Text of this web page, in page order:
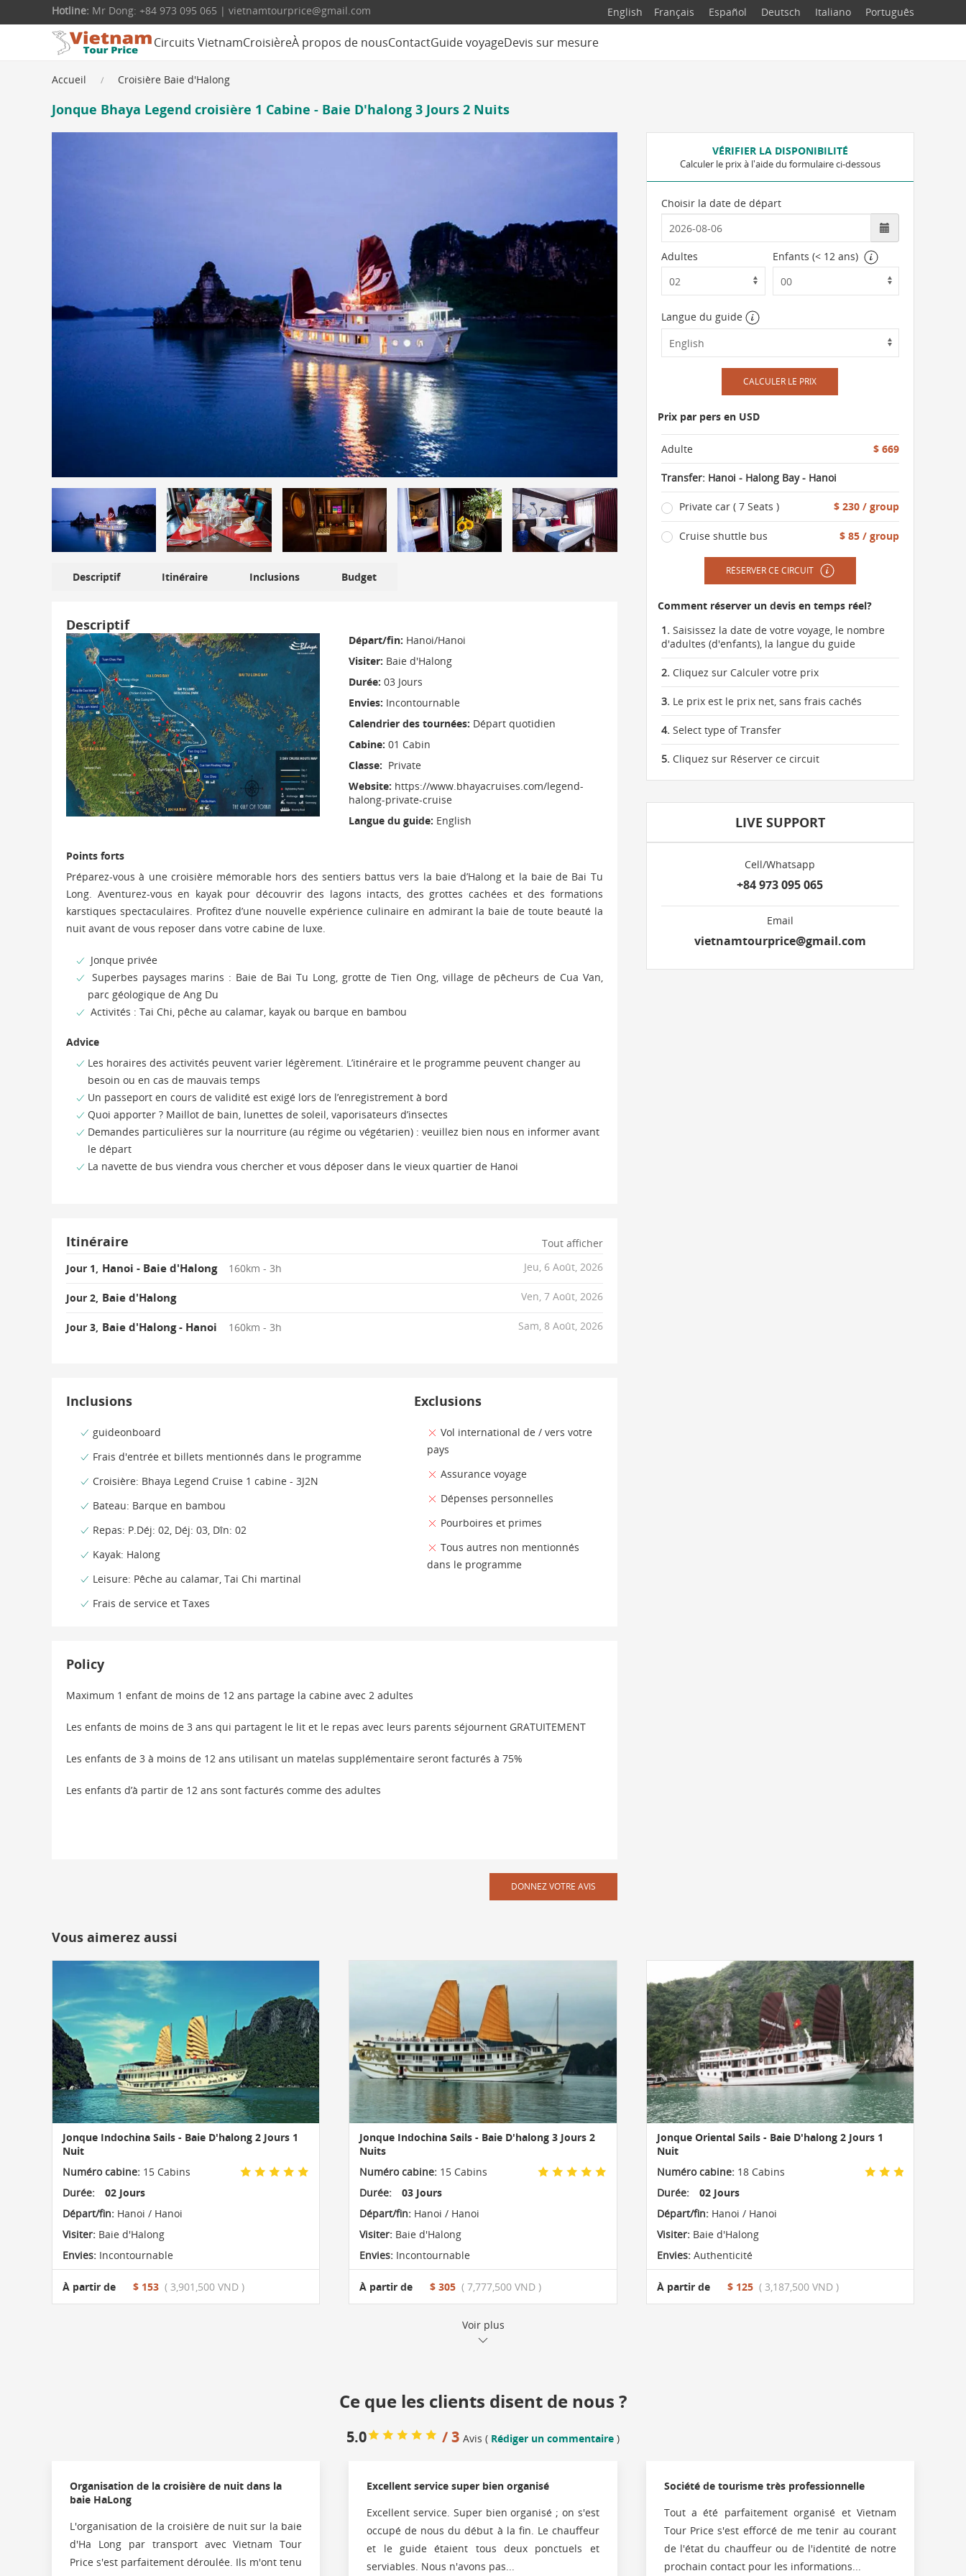
Hotline: Mr Dong: +84 973 095 065 | vietnamtourprice@gmail.com English Français Español Deutsch Italiano Português
Circuits VietnamCroisièreÀ propos de nousContactGuide voyageDevis sur mesure
Accueil Croisière Baie d'Halong
Jonque Bhaya Legend croisière 1 Cabine - Baie D'halong 3 Jours 2 Nuits
Descriptif Itinéraire Inclusions Budget
Descriptif
Départ/fin: Hanoi/Hanoi
Visiter: Baie d'Halong
Durée: 03 Jours
Envies: Incontournable
Calendrier des tournées: Départ quotidien
Cabine: 01 Cabin
Classe: Private
Website: https://www.bhayacruises.com/legend-
halong-private-cruise
Langue du guide: English
Points forts
Préparez-vous à une croisière mémorable hors des sentiers battus vers la baie d’Halong et la baie de Bai Tu
Long. Aventurez-vous en kayak pour découvrir des lagons intacts, des grottes cachées et des formations
karstiques spectaculaires. Profitez d’une nouvelle expérience culinaire en admirant la baie de toute beauté la
nuit avant de vous reposer dans votre cabine de luxe.
Jonque privée
Superbes paysages marins : Baie de Bai Tu Long, grotte de Tien Ong, village de pêcheurs de Cua Van,
parc géologique de Ang Du
Activités : Tai Chi, pêche au calamar, kayak ou barque en bambou
Advice
Les horaires des activités peuvent varier légèrement. L’itinéraire et le programme peuvent changer au
besoin ou en cas de mauvais temps
Un passeport en cours de validité est exigé lors de l’enregistrement à bord
Quoi apporter ? Maillot de bain, lunettes de soleil, vaporisateurs d’insectes
Demandes particulières sur la nourriture (au régime ou végétarien) : veuillez bien nous en informer avant
le départ
La navette de bus viendra vous chercher et vous déposer dans le vieux quartier de Hanoi
Itinéraire
Tout afficher
Jour 1,
Hanoi - Baie d'Halong 160km - 3h Jeu, 6 Août, 2026
Jour 2, Baie d'Halong Ven, 7 Août, 2026
Jour 3, Baie d'Halong - Hanoi 160km - 3h Sam, 8 Août, 2026
Inclusions
guideonboard
Frais d'entrée et billets mentionnés dans le programme
Croisière: Bhaya Legend Cruise 1 cabine - 3J2N
Bateau: Barque en bambou
Repas: P.Déj: 02, Déj: 03, Dîn: 02
Kayak: Halong
Leisure: Pêche au calamar, Tai Chi martinal
Frais de service et Taxes
Exclusions
Vol international de / vers votre
pays
Assurance voyage
Dépenses personnelles
Pourboires et primes
Tous autres non mentionnés
dans le programme
Policy
Maximum 1 enfant de moins de 12 ans partage la cabine avec 2 adultes
Les enfants de moins de 3 ans qui partagent le lit et le repas avec leurs parents séjournent GRATUITEMENT
Les enfants de 3 à moins de 12 ans utilisant un matelas supplémentaire seront facturés à 75%
Les enfants d’à partir de 12 ans sont facturés comme des adultes
DONNEZ VOTRE AVIS
VÉRIFIER LA DISPONIBILITÉ
Calculer le prix à l'aide du formulaire ci-dessous
Choisir la date de départ
Adultes Enfants (< 12 ans)
Langue du guide
CALCULER LE PRIX
Prix par pers en USD
Adulte $ 669
Transfer: Hanoi - Halong Bay - Hanoi
Private car ( 7 Seats ) $ 230 / group
Cruise shuttle bus $ 85 / group
RÉSERVER CE CIRCUIT
Comment réserver un devis en temps réel?
1. Saisissez la date de votre voyage, le nombre
d'adultes (d'enfants), la langue du guide
2. Cliquez sur Calculer votre prix
3. Le prix est le prix net, sans frais cachés
4. Select type of Transfer
5. Cliquez sur Réserver ce circuit
LIVE SUPPORT
Cell/Whatsapp
+84 973 095 065
Email
vietnamtourprice@gmail.com
Vous aimerez aussi
Jonque Indochina Sails - Baie D'halong 2 Jours 1
Nuit
Numéro cabine: 15 Cabins
Durée:
02 Jours
Départ/fin: Hanoi / Hanoi
Visiter: Baie d'Halong
Envies: Incontournable
À partir de $ 153 ( 3,901,500 VND )
Jonque Indochina Sails - Baie D'halong 3 Jours 2
Nuits
Numéro cabine: 15 Cabins
Durée:
03 Jours
Départ/fin: Hanoi / Hanoi
Visiter: Baie d'Halong
Envies: Incontournable
À partir de $ 305 ( 7,777,500 VND )
Jonque Oriental Sails - Baie D'halong 2 Jours 1
Nuit
Numéro cabine:18 Cabins
Durée:
02 Jours
Départ/fin:Hanoi / Hanoi
Visiter:Baie d'Halong
Envies:Authenticité
À partir de $ 125 ( 3,187,500 VND )
Voir plus
Ce que les clients disent de nous ?
5.0 / 3 Avis ( Rédiger un commentaire )
Organisation de la croisière de nuit dans la
baie HaLong
L'organisation de la croisière de nuit sur la baie
d'Ha Long par transport avec Vietnam Tour
Price s'est parfaitement déroulée. Ils m'ont tenu
Excellent service super bien organisé
Excellent service. Super bien organisé ; on s'est
occupé de nous du début à la fin. Le chauffeur
et le guide étaient tous deux ponctuels et
serviables. Nous n'avons pas...
Société de tourisme très professionnelle
Tout a été parfaitement organisé et Vietnam
Tour Price s'est efforcé de me tenir au courant
de l'état du chauffeur ou de l'identité de notre
prochain contact pour les informations...